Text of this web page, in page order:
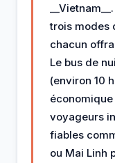
trois modes
chacun
Le bus de
(environ 10
voyageurs
fiables
ou Mai Linh